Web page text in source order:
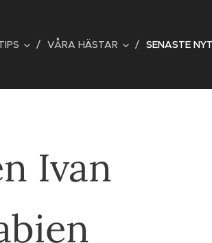
VÅRA HÄSTAR SENASTE
Ivan